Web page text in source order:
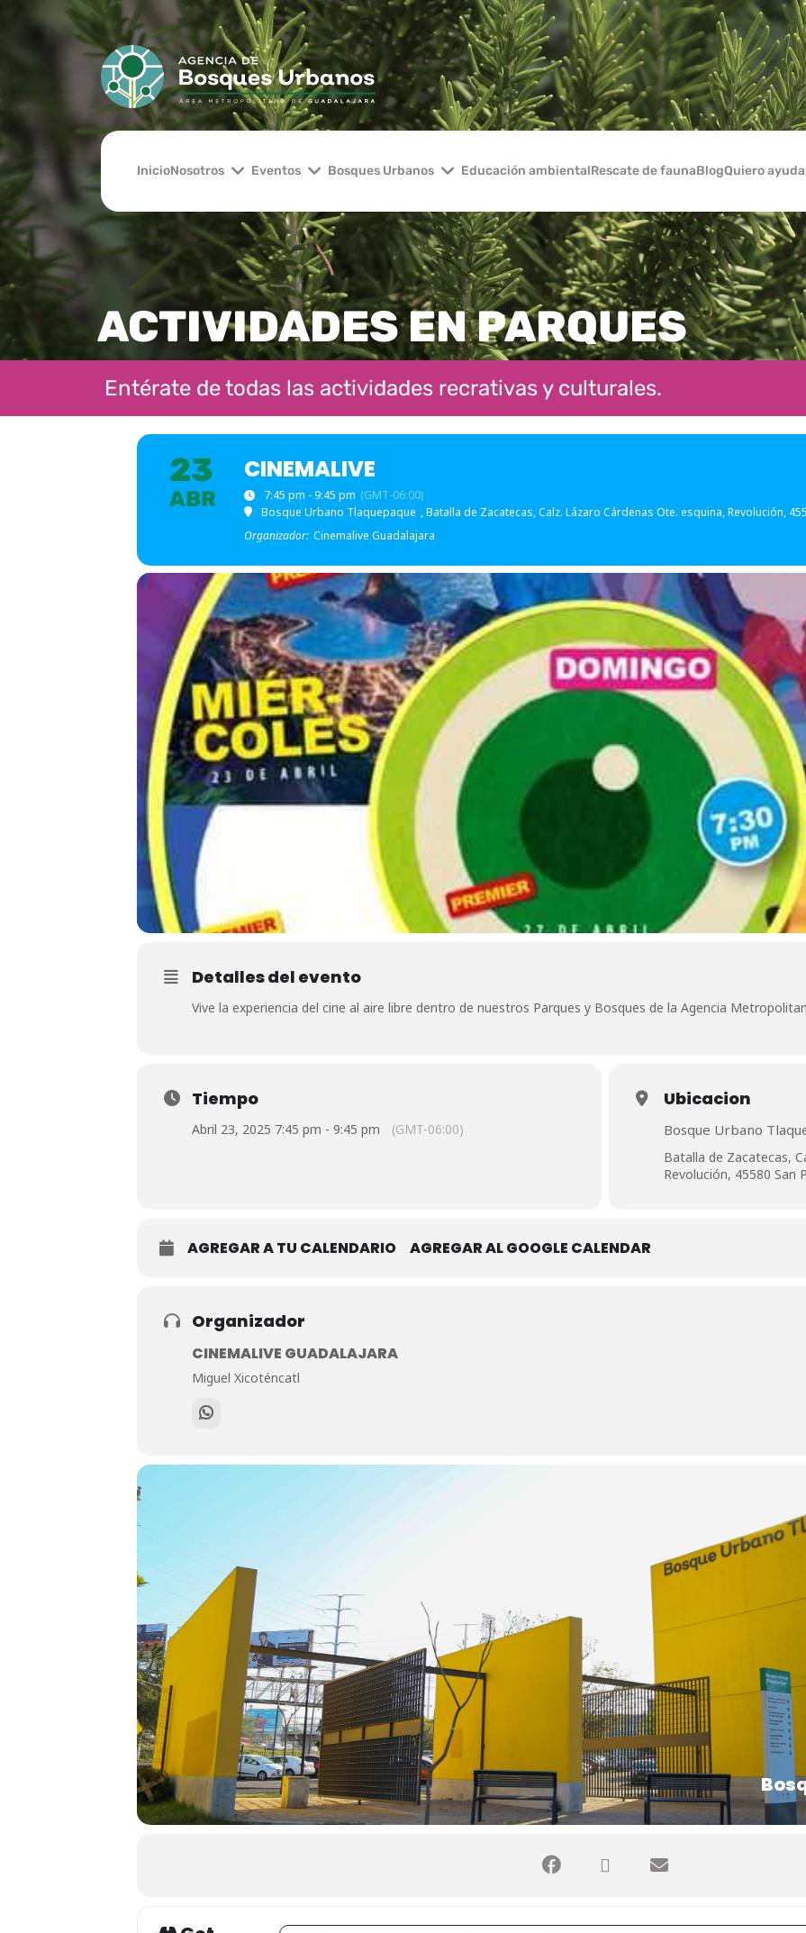
InicioNosotros Eventos Bosques Urbanos Educación ambientalRescate de faunaBlogQuiero
ACTIVIDADES EN PARQUES
Entérate de todas las actividades recrativas y culturales.
23
ABR
CINEMALIVE
7:45 pm - 9:45 pm (GMT-06:00)
Bosque Urbano Tlaquepaque , Batalla de Zacatecas, Calz. Lázaro Cárdenas Ote. esquina, Revolución,
Organizador: Cinemalive Guadalajara
Detalles del evento
Vive la experiencia del cine al aire libre dentro de nuestros Parques y Bosques de la Agencia
Tiempo
Abril 23, 2025 7:45 pm - 9:45 pm (GMT-06:00)
Ubicacion
Bosque Urbano
Batalla de Zacatecas,
Revolución, 45580 San
AGREGAR A TU CALENDARIO AGREGAR AL GOOGLE CALENDAR
Organizador
CINEMALIVE GUADALAJARA
Miguel Xicoténcatl